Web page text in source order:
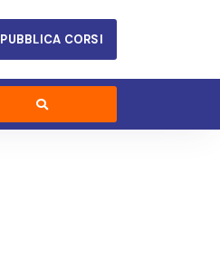
PUBBLICA CORSI